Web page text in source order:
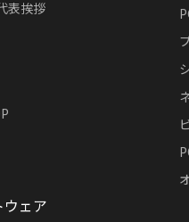
表挨拶
ェア